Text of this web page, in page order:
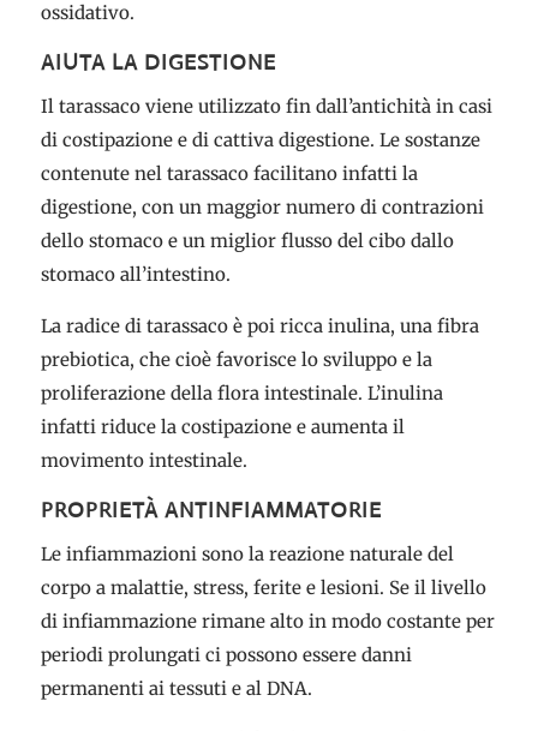
ossidativo.
AIUTA LA DIGESTIONE
Il tarassaco viene utilizzato fin dall’antichità in casi
di costipazione e di cattiva digestione. Le sostanze
contenute nel tarassaco facilitano infatti la
digestione, con un maggior numero di contrazioni
dello stomaco e un miglior flusso del cibo dallo
stomaco all’intestino.
La radice di tarassaco è poi ricca inulina, una fibra
prebiotica, che cioè favorisce lo sviluppo e la
proliferazione della flora intestinale. L’inulina
infatti riduce la costipazione e aumenta il
movimento intestinale.
PROPRIETÀ ANTINFIAMMATORIE
Le infiammazioni sono la reazione naturale del
corpo a malattie, stress, ferite e lesioni. Se il livello
di infiammazione rimane alto in modo costante per
periodi prolungati ci possono essere danni
permanenti ai tessuti e al DNA.